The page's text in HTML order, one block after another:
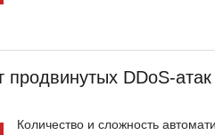
продвинутых DDoS-
Количество и сложность